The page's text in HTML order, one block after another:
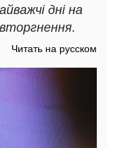
дні на
Читать на русском